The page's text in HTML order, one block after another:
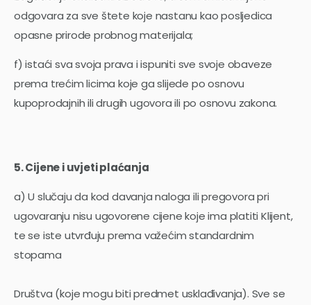
odgovara za sve štete koje nastanu kao posljedica
opasne prirode probnog materijala;
f) istaći sva svoja prava i ispuniti sve svoje obaveze
prema trećim licima koje ga slijede po osnovu
kupoprodajnih ili drugih ugovora ili po osnovu zakona.
5. Cijene i uvjeti plaćanja
a) U slučaju da kod davanja naloga ili pregovora pri
ugovaranju nisu ugovorene cijene koje ima platiti Klijent,
te se iste utvrđuju prema važećim standardnim
stopama
Društva (koje mogu biti predmet usklađivanja). Sve se